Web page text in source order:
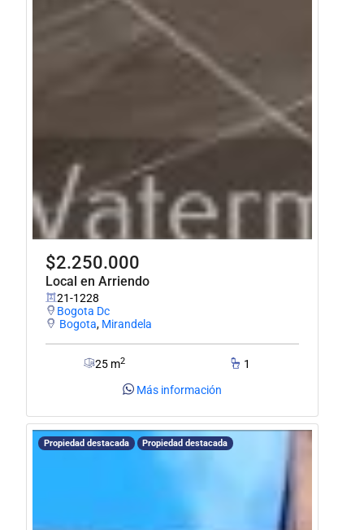
$2.250.000
Local en Arriendo
21-1228
Bogota Dc
Bogota, Mirandela
25 m2
1
Más información
Propiedad destacada Propiedad destacada